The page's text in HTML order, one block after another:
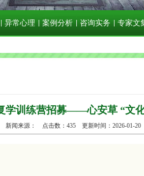
异常心理 案例分析 咨询实务 专家文
学训练营招募——心安草 “文
新闻来源： 点击数：435 更新时间：2026-01-20